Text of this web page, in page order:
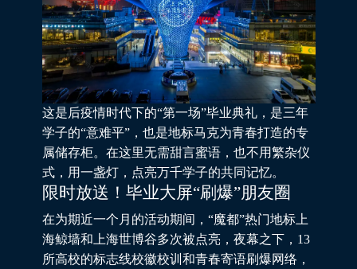
这是后疫情时代下的“第一场”毕业典礼，是三年
学子的“意难平”，也是地标马克为青春打造的专
属储存柜。在这里无需甜言蜜语，也不用繁杂仪
式，用一盏灯，点亮万千学子的共同记忆。
限时放送！毕业大屏“刷爆”朋友圈
在为期近一个月的活动期间，“魔都”热门地标上
海鲸墙和上海世博谷多次被点亮，夜幕之下，13
所高校的标志线校徽校训和青春寄语刷爆网络，